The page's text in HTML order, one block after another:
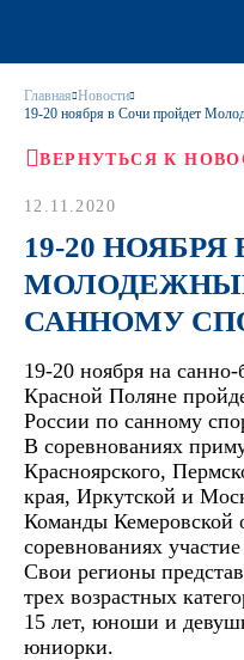
Главная Новости
19-20 ноября в Сочи пройдет
ВЕРНУТЬСЯ К
12.11.2020
19-20
САННОМУ
19-20 ноября на санно-
Красной Поляне
России по санному
В соревнованиях
Красноярского,
края, Иркутской и
Команды Кемеровской
соревнованиях
Свои регионы
трех возрастных
15 лет, юноши и
юниорки.